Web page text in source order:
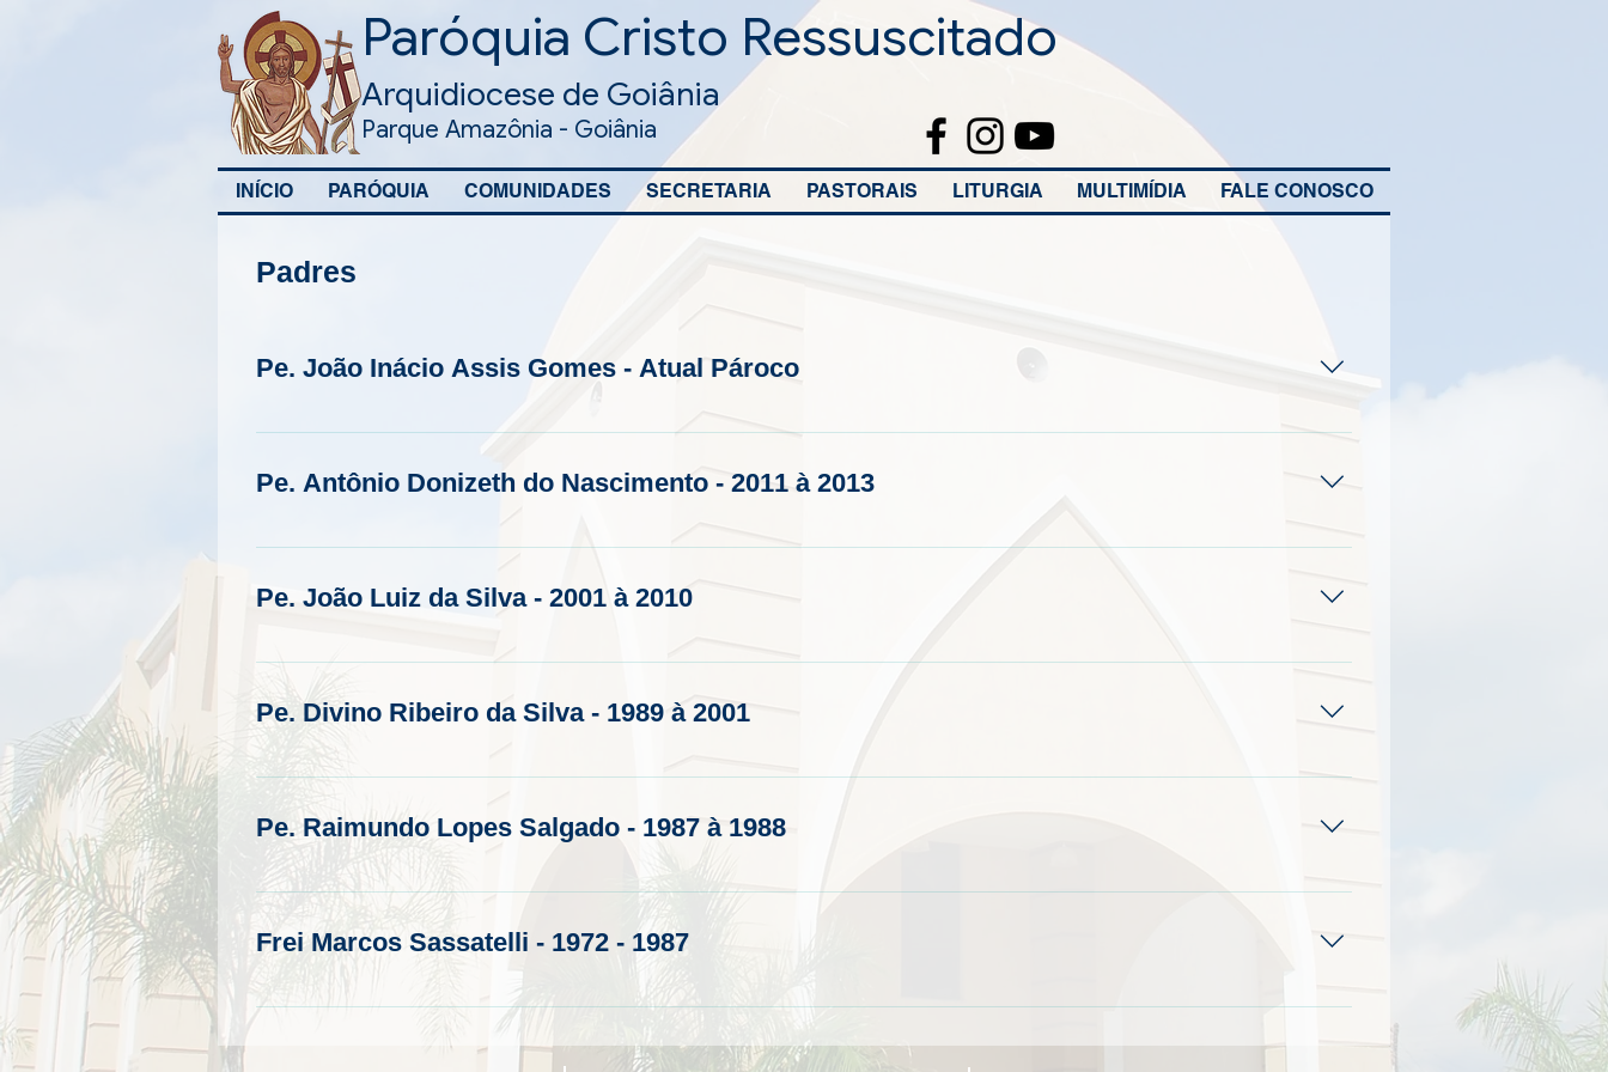
Paróquia Cristo Ressuscitado
Arquidiocese de Goiânia
Parque Amazônia - Goiânia
INÍCIO PARÓQUIA COMUNIDADES SECRETARIA PASTORAIS LITURGIA MULTIMÍDIA FALE CONOSCO
Padres
Pe. João Inácio Assis Gomes - Atual Pároco
Pe. Antônio Donizeth do Nascimento - 2011 à 2013
Pe. João Luiz da Silva - 2001 à 2010
Pe. Divino Ribeiro da Silva - 1989 à 2001
Pe. Raimundo Lopes Salgado - 1987 à 1988
Frei Marcos Sassatelli - 1972 - 1987